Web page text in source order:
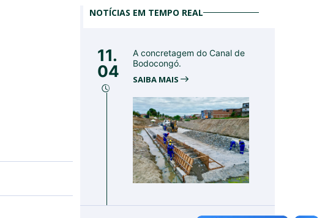
NOTÍCIAS EM TEMPO REAL
11.
04
A concretagem do Canal de
Bodocongó.
SAIBA MAIS